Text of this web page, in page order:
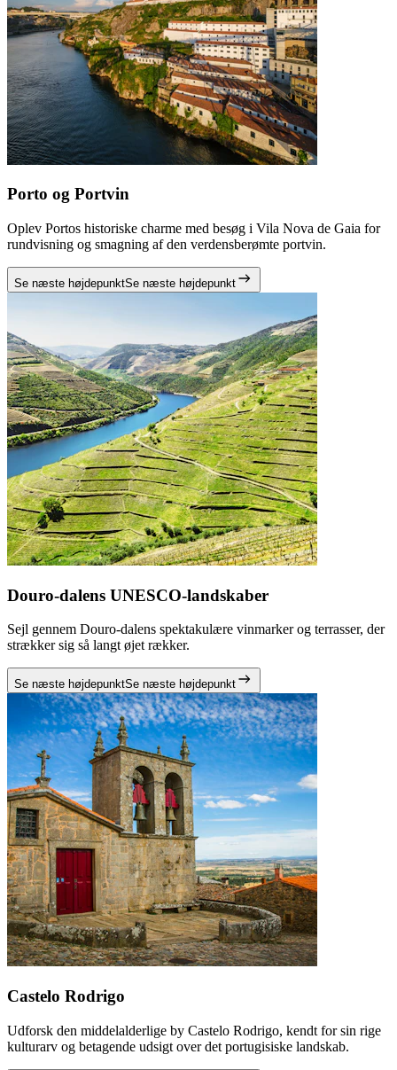
Porto og Portvin
Oplev Portos historiske charme med besøg i Vila Nova de Gaia for
rundvisning og smagning af den verdensberømte portvin.
Se næste højdepunktSe næste højdepunkt
Douro-dalens UNESCO-landskaber
Sejl gennem Douro-dalens spektakulære vinmarker og terrasser, der
strækker sig så langt øjet rækker.
Se næste højdepunktSe næste højdepunkt
Castelo Rodrigo
Udforsk den middelalderlige by Castelo Rodrigo, kendt for sin rige
kulturarv og betagende udsigt over det portugisiske landskab.